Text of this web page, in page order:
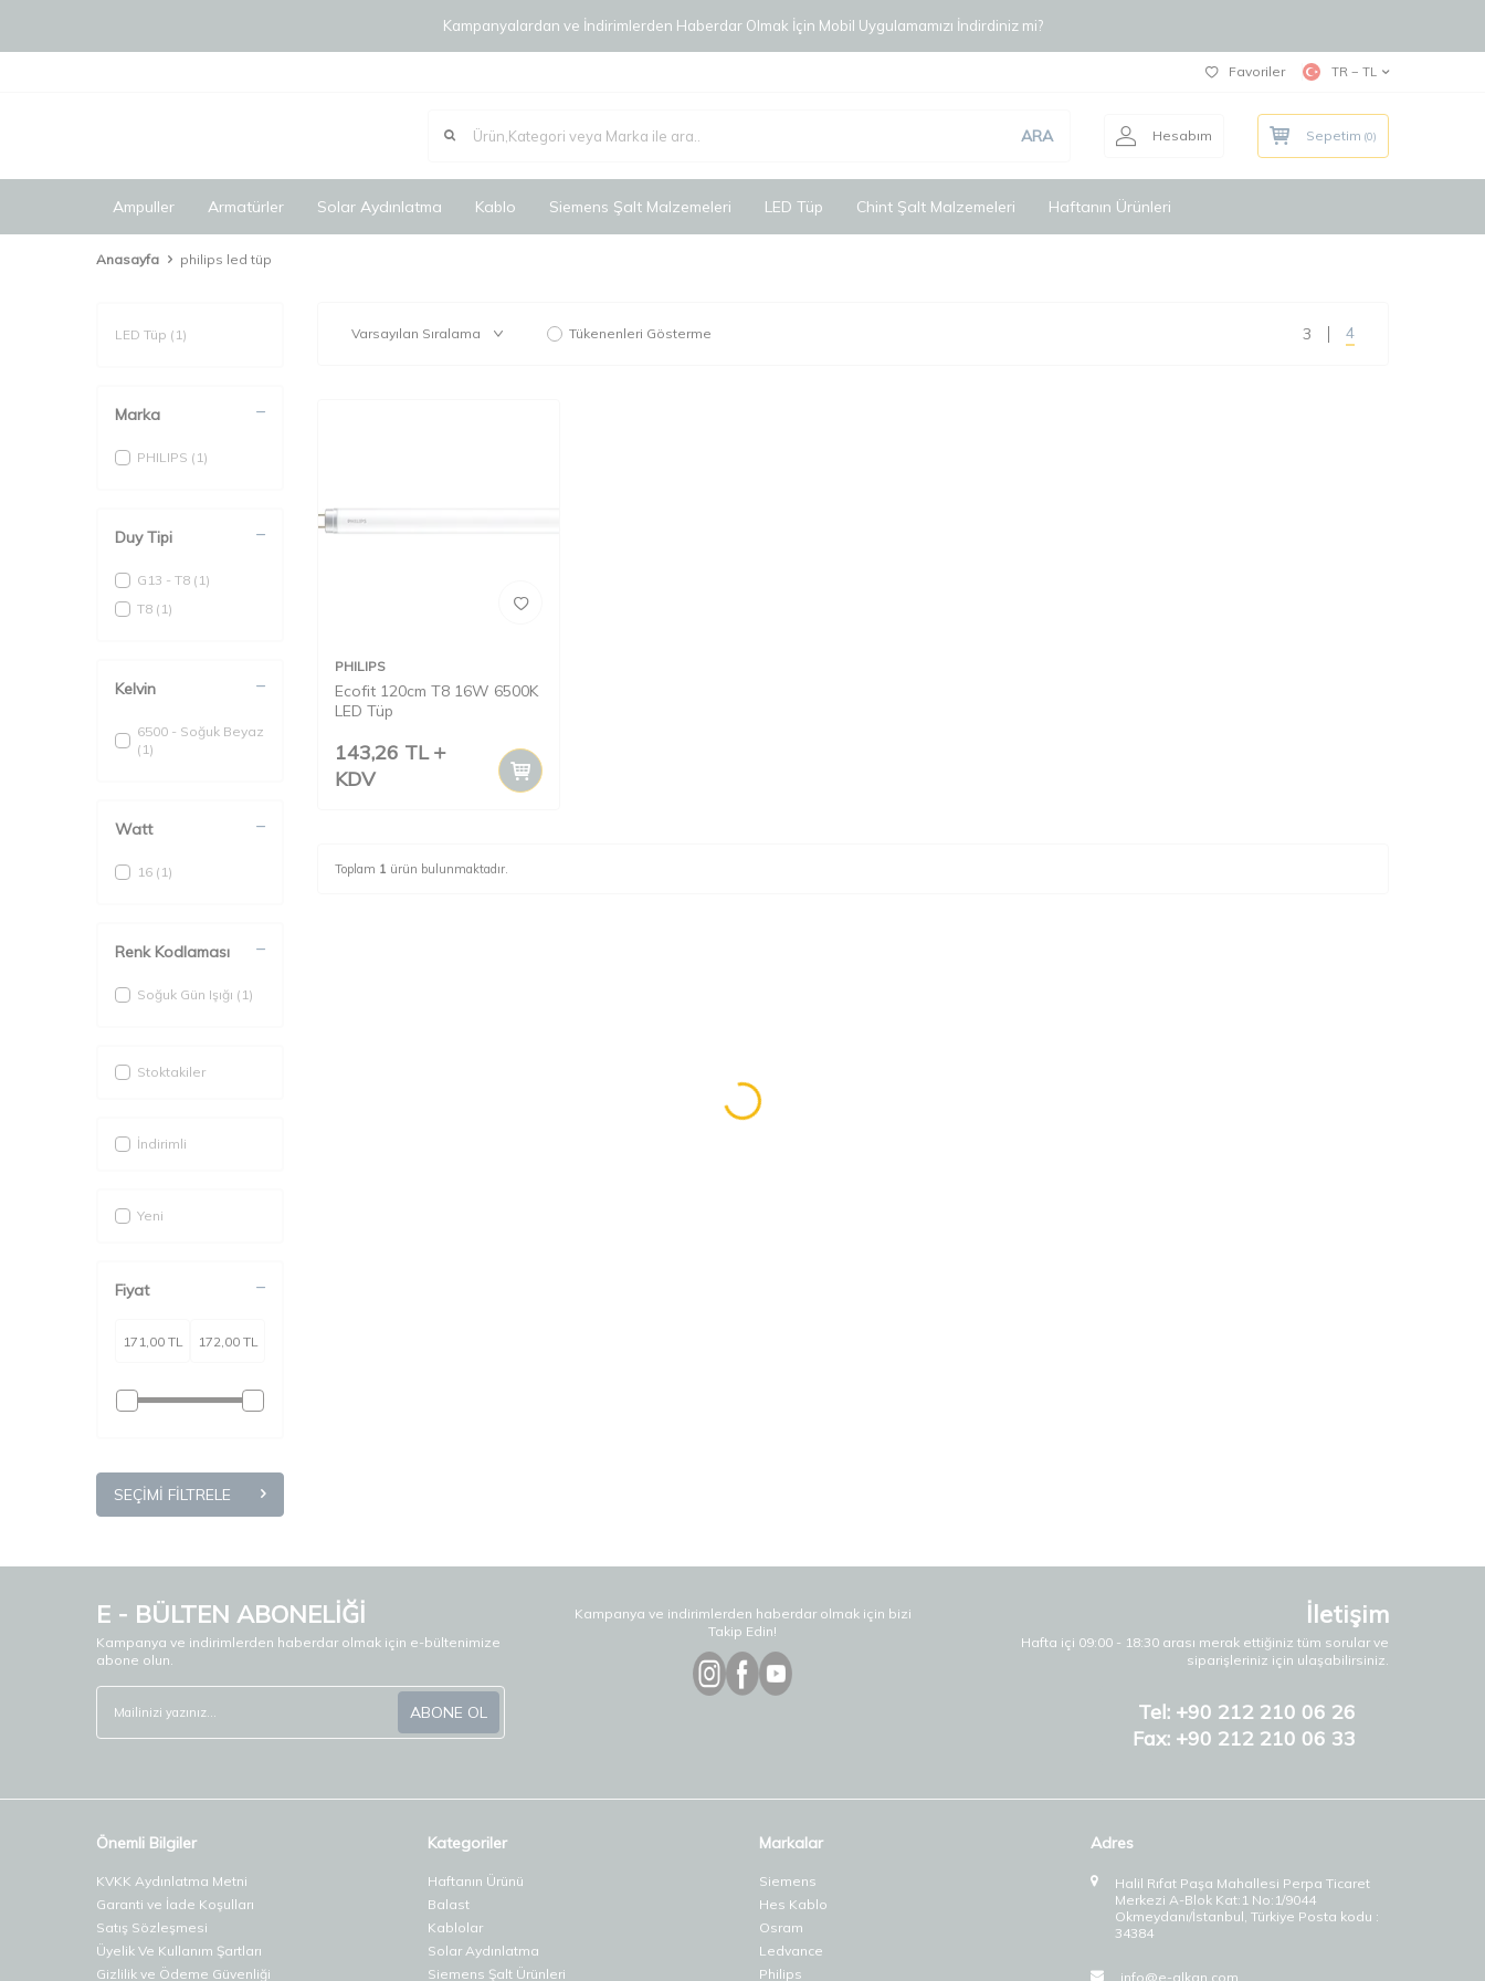
Kampanyalardan ve İndirimlerden Haberdar Olmak İçin Mobil Uygulamamızı İndirdiniz mi?
Favoriler TR − TL
ARA Hesabım Sepetim (0)
Ampuller Armatürler Solar Aydınlatma Kablo Siemens Şalt Malzemeleri LED Tüp Chint Şalt Malzemeleri Haftanın Ürünleri
Anasayfa philips led tüp
LED Tüp (1)
Marka
PHILIPS (1)
Duy Tipi
G13 - T8 (1)
T8 (1)
Kelvin
6500 - Soğuk Beyaz
(1)
Watt
16 (1)
Renk Kodlaması
Soğuk Gün Işığı (1)
Stoktakiler
İndirimli
Yeni
Fiyat
SEÇIMI FILTRELE
Tükenenleri Gösterme 3 4
PHILIPS
Ecofit 120cm T8 16W 6500K
LED Tüp
143,26 TL
KDV
Toplam 1 ürün bulunmaktadır.
E - BÜLTEN ABONELİĞİ
Kampanya ve indirimlerden haberdar olmak için e-bültenimize
abone olun.
ABONE OL
Kampanya ve indirimlerden haberdar olmak için bizi
Takip Edin!
İletişim
Hafta içi 09:00 - 18:30 arası merak ettiğiniz tüm sorular ve
siparişleriniz için ulaşabilirsiniz.
Tel: +90 212 210 06 26
Fax: +90 212 210 06 33
Önemli Bilgiler
KVKK Aydınlatma Metni
Garanti ve İade Koşulları
Satış Sözleşmesi
Üyelik Ve Kullanım Şartları
Gizlilik ve Ödeme Güvenliği
Kategoriler
Haftanın Ürünü
Balast
Kablolar
Solar Aydınlatma
Siemens Şalt Ürünleri
Markalar
Siemens
Hes Kablo
Osram
Ledvance
Philips
Adres
Halil Rıfat Paşa Mahallesi Perpa Ticaret
Merkezi A-Blok Kat:1 No:1/9044
Okmeydanı/İstanbul, Türkiye Posta kodu :
34384
info@e-alkan.com